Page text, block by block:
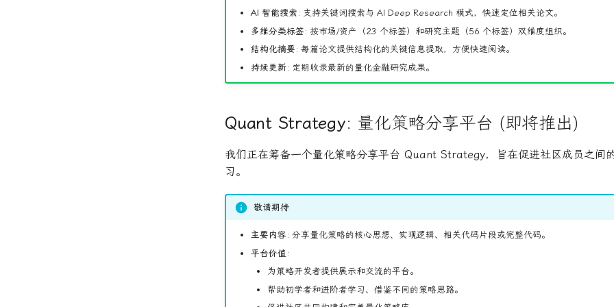
AI 智能搜索: 支持关键词搜索与 AI Deep Research 模式，快速定位相关论文。
多维分类标签: 按市场/资产（23 个标签）和研究主题（56 个标签）双维度组织。
结构化摘要: 每篇论文提供结构化的关键信息提取，方便快速阅读。
持续更新: 定期收录最新的量化金融研究成果。
Quant Strategy: 量化策略分享平台 (即将推出)
我们正在筹备一个量化策略分享平台 Quant Strategy，旨在促进社区成员之间
习。
敬请期待
主要内容: 分享量化策略的核心思想、实现逻辑、相关代码片段或完整代码。
平台价值:
为策略开发者提供展示和交流的平台。
帮助初学者和进阶者学习、借鉴不同的策略思路。